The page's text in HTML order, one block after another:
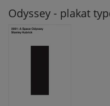
Odyssey - plakat